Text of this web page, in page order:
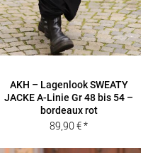
AKH – Lagenlook SWEATY
JACKE A-Linie Gr 48 bis 54 –
bordeaux rot
89,90€